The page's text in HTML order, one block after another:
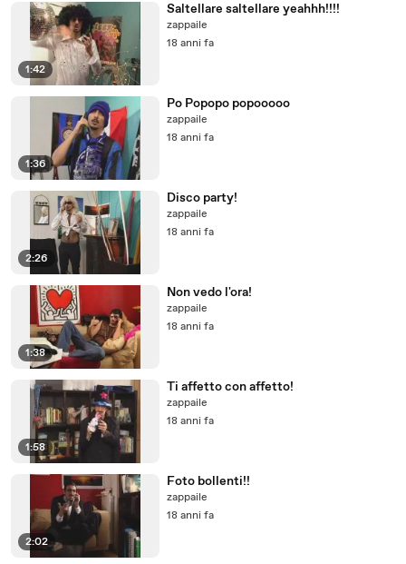
1:42
Saltellare saltellare yeahhh!!!!
zappaile
18 anni fa
1:36
Po Popopo popooooo
zappaile
18 anni fa
2:26
Disco party!
zappaile
18 anni fa
1:38
Non vedo l'ora!
zappaile
18 anni fa
1:58
Ti affetto con affetto!
zappaile
18 anni fa
2:02
Foto bollenti!!
zappaile
18 anni fa